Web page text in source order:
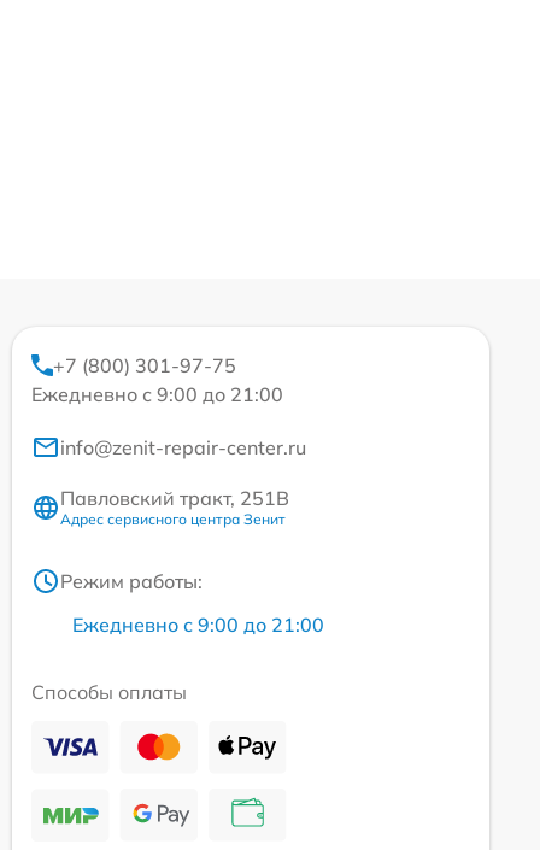
+7 (800) 301-97-75
Ежедневно с 9:00 до 21:00
info@zenit-repair-center.ru
Павловский тракт, 251В
Адрес сервисного центра Зенит
Режим работы:
Ежедневно с 9:00 до 21:00
Способы оплаты